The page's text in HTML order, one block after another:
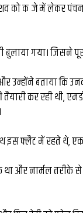
को कब्जे में लेकर
गया। जिसने
उन्होंने बताया कि
तैयारी कर रही थी,
इस फ्लैट में रहते थे,
और नार्मल तरीके